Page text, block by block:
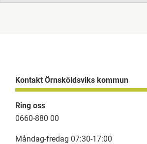
Kontakt Örnsköldsviks kommun
Ring oss
0660-880 00
Måndag-fredag 07:30-17:00